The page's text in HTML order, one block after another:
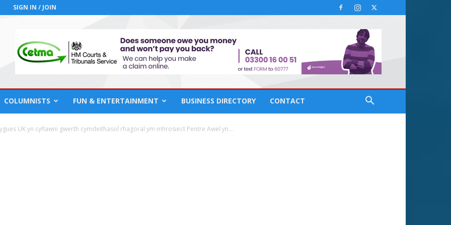
SIGN IN / JOIN
COLUMNISTS FUN & ENTERTAINMENT BUSINESS DIRECTORY CONTACT
UK yn cyflawni gwerth cymdeithasol rhagoral ym mhrosiect Pentre Awel yn...